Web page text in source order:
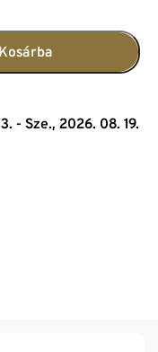
- Sze., 2026. 08. 19.